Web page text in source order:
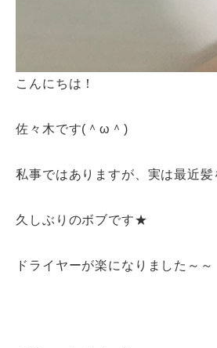
こんにちは！
佐々木です(＾ω＾)
私事ではありますが、実は最近
久しぶりのボブです★
ドライヤーが楽になりました～～